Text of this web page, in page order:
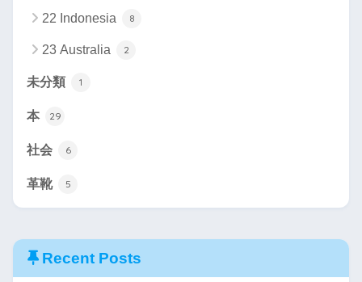
22 Indonesia 8
23 Australia 2
未分類 1
本 29
社会 6
革靴 5
Recent Posts